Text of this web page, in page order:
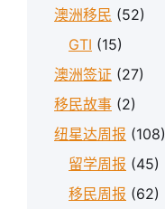
澳洲移民 (52)
GTI (15)
澳洲签证 (27)
移民故事 (2)
纽星达周报 (108)
留学周报 (45)
移民周报 (62)